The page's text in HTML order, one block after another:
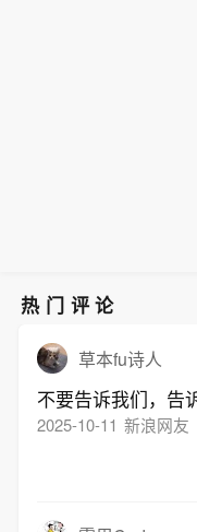
热门评论
草本fu诗人
不要告诉我们，告
2025-10-11 新浪网友